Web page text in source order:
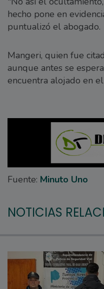
hecho pone en
puntualizó el abogado.
Mangeri, quien fue
aunque antes se
encuentra alojado en
Fuente: Minuto Uno
NOTICIAS